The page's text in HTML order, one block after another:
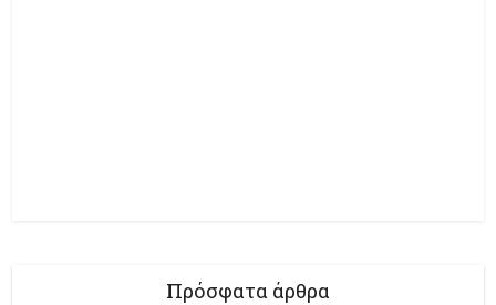
Πρόσφατα άρθρα